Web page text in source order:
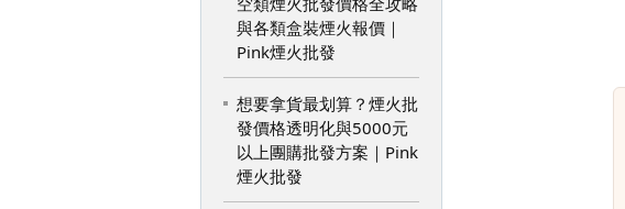
與各類盒裝煙火報價｜
Pink煙火批發
想要拿貨最划算？煙火批
發價格透明化與5000元
以上團購批發方案｜Pink
煙火批發